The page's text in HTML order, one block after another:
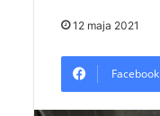
12 maja 2021
Facebook